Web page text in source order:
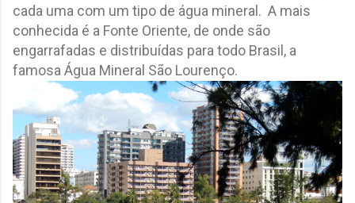
cada uma com um tipo de água mineral. A mais
conhecida é a Fonte Oriente, de onde são
engarrafadas e distribuídas para todo Brasil, a
famosa Água Mineral São Lourenço.